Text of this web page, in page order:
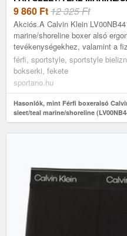
BRIEF)
9 860 Ft12 325 Ft
Akciós.A Calvin Klein
marine/shoreline boxer alsó
tevékenységekhez, valamint a
férfi, sportstyle, sportstyle
bokserki, fekete
sportano.hu
Hasonlók, mint Férfi boxeralsó
sleet/teal marine/shoreline